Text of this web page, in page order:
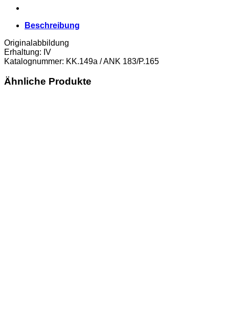
IV
Beschreibung
Originalabbildung
Erhaltung: IV
Katalognummer: KK.149a / ANK 183/P.165
Ähnliche Produkte